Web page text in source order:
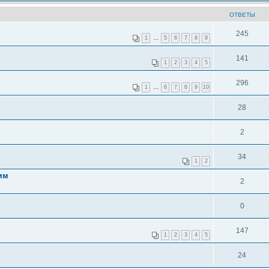
ОТВЕТЫ
1 … 5 6 7 8 9 245
1 2 3 4 5 141
1 … 6 7 8 9 10 296
28
2
1 2 34
2
0
1 2 3 4 5 147
24